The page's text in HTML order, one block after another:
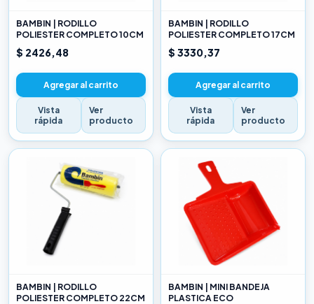
BAMBIN | RODILLO
POLIESTER COMPLETO 10CM
$ 2426,48
Agregar al carrito
Vista
rápida
Ver
producto
BAMBIN | RODILLO
POLIESTER COMPLETO 17CM
$ 3330,37
Agregar al carrito
Vista
rápida
Ver
producto
BAMBIN | RODILLO
POLIESTER COMPLETO 22CM
BAMBIN | MINI BANDEJA
PLASTICA ECO